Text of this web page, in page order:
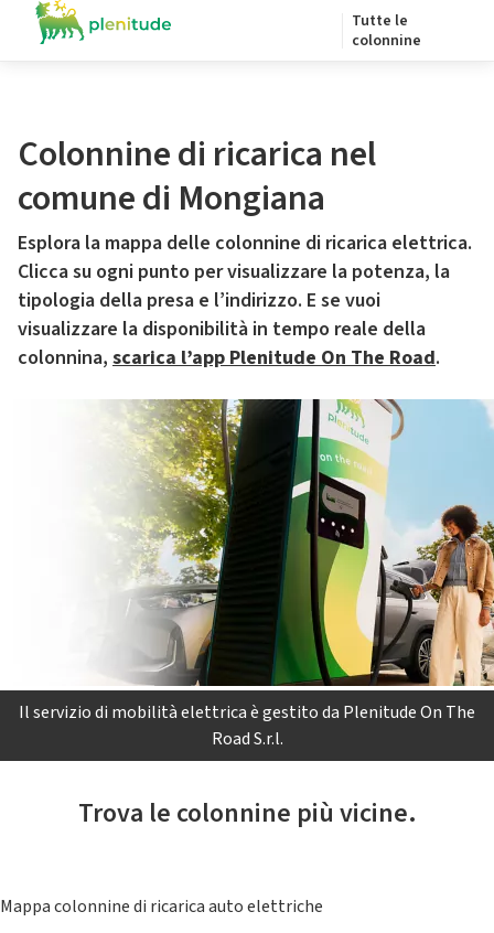
Tutte le
colonnine
Colonnine di ricarica nel
comune di Mongiana
Esplora la mappa delle colonnine di ricarica elettrica.
Clicca su ogni punto per visualizzare la potenza, la
tipologia della presa e l’indirizzo. E se vuoi
visualizzare la disponibilità in tempo reale della
colonnina, scarica l’app Plenitude On The Road.
Il servizio di mobilità elettrica è gestito da Plenitude On The
Road S.r.l.
Trova le colonnine più vicine.
Mappa colonnine di ricarica auto elettriche